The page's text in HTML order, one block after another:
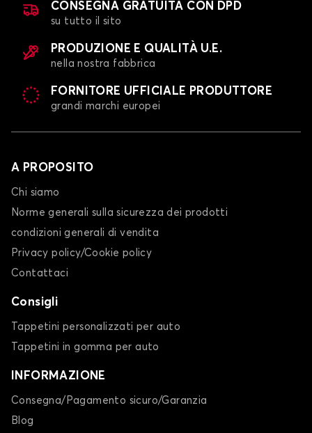
CONSEGNA GRATUITA CON DPD
su tutto il sito
PRODUZIONE E QUALITÀ U.E.
nella nostra fabbrica
FORNITORE UFFICIALE PRODUTTORE
grandi marchi europei
A PROPOSITO
Chi siamo
Norme generali sulla sicurezza dei prodotti
condizioni generali di vendita
Privacy policy/Cookie policy
Contattaci
Consigli
Tappetini personalizzati per auto
Tappetini in gomma per auto
INFORMAZIONE
Consegna/Pagamento sicuro/Garanzia
Blog